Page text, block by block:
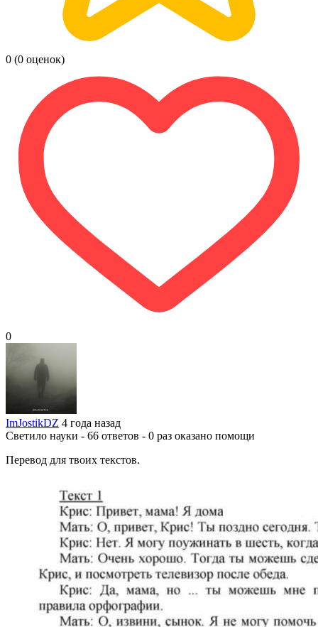
0 (0 оценок)
0
ImJostikDZ 4 года назад
Светило науки - 66 ответов - 0 раз оказано помощи
Перевод для твоих текстов.